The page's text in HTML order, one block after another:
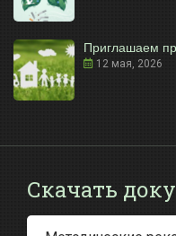
Приглашаем
12 мая, 2026
Скачать